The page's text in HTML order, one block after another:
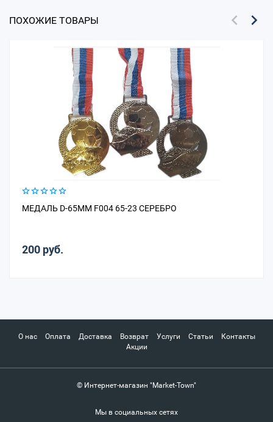
ПОХОЖИЕ ТОВАРЫ
МЕДАЛЬ D-65ММ F004 65-23 СЕРЕБРО
200 руб.
О нас Оплата Доставка Возврат Услуги Статьи
Контакты
Акции
© Интернет-магазин "Market-Town"
Мы в социальных сетях